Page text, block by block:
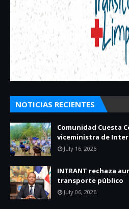
NOTICIAS RECIENTES
Comunidad Cuesta
viceministra de
July 16, 2026
INTRANT rechaza
transporte público
July 06, 2026